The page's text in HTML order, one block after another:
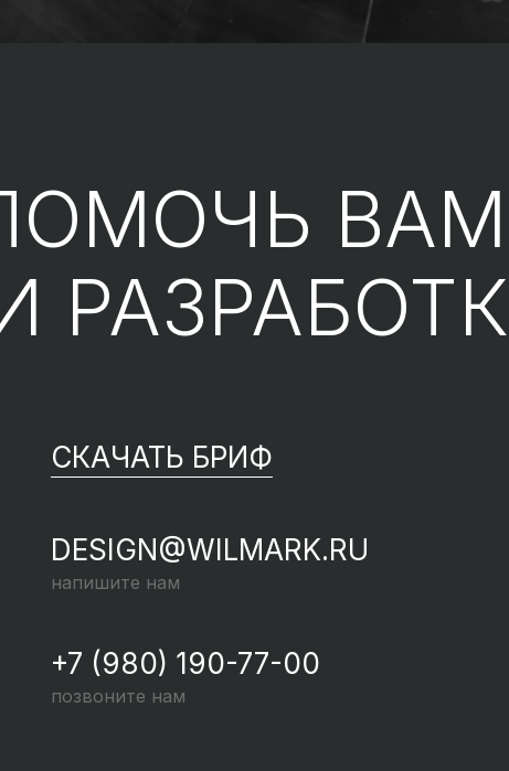
ВАМ
СКАЧАТЬ БРИФ
DESIGN@WILMARK.RU
напишите нам
+7 (980) 190-77-00
позвоните нам